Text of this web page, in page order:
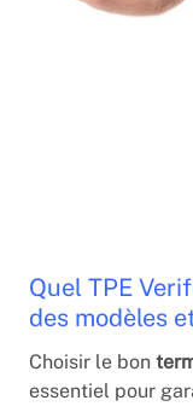
Quel TPE
des modèles
Choisir le bon
essentiel pour